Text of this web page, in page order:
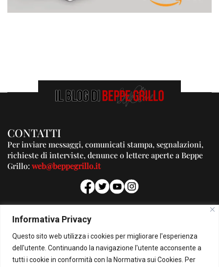
Informativa Privacy
Questo sito web utilizza i cookies per migliorare l'esperienza
dell'utente. Continuando la navigazione l'utente acconsente a
tutti i cookie in conformità con la Normativa sui Cookies. Per
CONTATTI
Per inviare messaggi, comunicati stampa, segnalazioni,
richieste di interviste, denunce o lettere aperte a Beppe
Grillo:web@beppegrillo.it
PUBBLICITA'
Per la tua pubblicità su questo Blog:
pubblicita@beppegrillo.it